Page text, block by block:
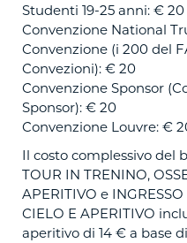
Studenti 19-25 anni: € 20
Convenzione National
Convenzione (i 200 del
Convezioni): € 20
Convenzione Sponsor
Sponsor): € 20
Convenzione Louvre: €
Il costo complessivo del
TOUR IN TRENINO,
APERITIVO e
CIELO E APERITIVO
aperitivo di 14 € a base